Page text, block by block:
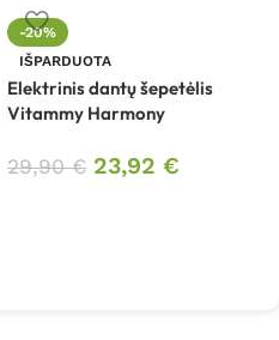
-20%
IŠPARDUOTA
Elektrinis dantų šepetėlis
Vitammy Harmony
29,90€ 23,92 €